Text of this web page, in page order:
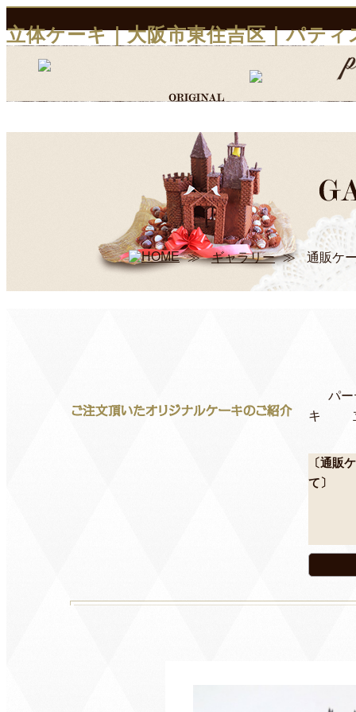
立体ケーキ｜大阪市東住吉区｜パティ
≫ ギャラリー ≫ 通販ケ
パ
キ
〔通販
て〕